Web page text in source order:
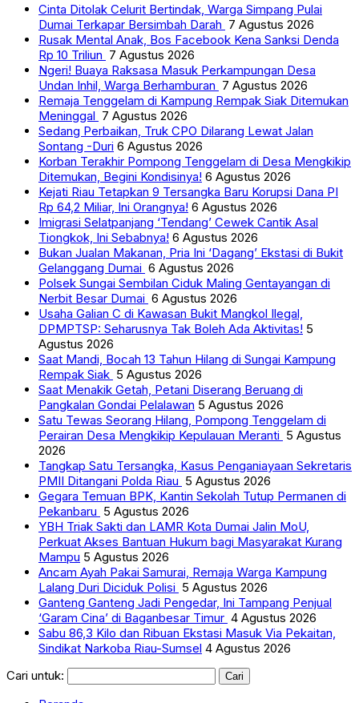
Cinta Ditolak Celurit Bertindak, Warga Simpang Pulai
Dumai Terkapar Bersimbah Darah 7 Agustus 2026
Rusak Mental Anak, Bos Facebook Kena Sanksi Denda
Rp 10 Triliun 7 Agustus 2026
Ngeri! Buaya Raksasa Masuk Perkampungan Desa
Undan Inhil, Warga Berhamburan 7 Agustus 2026
Remaja Tenggelam di Kampung Rempak Siak Ditemukan
Meninggal 7 Agustus 2026
Sedang Perbaikan, Truk CPO Dilarang Lewat Jalan
Sontang -Duri 6 Agustus 2026
Korban Terakhir Pompong Tenggelam di Desa Mengkikip
Ditemukan, Begini Kondisinya! 6 Agustus 2026
Kejati Riau Tetapkan 9 Tersangka Baru Korupsi Dana PI
Rp 64,2 Miliar, Ini Orangnya! 6 Agustus 2026
Imigrasi Selatpanjang ‘Tendang’ Cewek Cantik Asal
Tiongkok, Ini Sebabnya! 6 Agustus 2026
Bukan Jualan Makanan, Pria Ini ‘Dagang’ Ekstasi di Bukit
Gelanggang Dumai 6 Agustus 2026
Polsek Sungai Sembilan Ciduk Maling Gentayangan di
Nerbit Besar Dumai 6 Agustus 2026
Usaha Galian C di Kawasan Bukit Mangkol Ilegal,
DPMPTSP: Seharusnya Tak Boleh Ada Aktivitas! 5
Agustus 2026
Saat Mandi, Bocah 13 Tahun Hilang di Sungai Kampung
Rempak Siak 5 Agustus 2026
Saat Menakik Getah, Petani Diserang Beruang di
Pangkalan Gondai Pelalawan 5 Agustus 2026
Satu Tewas Seorang Hilang, Pompong Tenggelam di
Perairan Desa Mengkikip Kepulauan Meranti 5 Agustus
2026
Tangkap Satu Tersangka, Kasus Penganiayaan Sekretaris
PMII Ditangani Polda Riau 5 Agustus 2026
Gegara Temuan BPK, Kantin Sekolah Tutup Permanen di
Pekanbaru 5 Agustus 2026
YBH Triak Sakti dan LAMR Kota Dumai Jalin MoU,
Perkuat Akses Bantuan Hukum bagi Masyarakat Kurang
Mampu 5 Agustus 2026
Ancam Ayah Pakai Samurai, Remaja Warga Kampung
Lalang Duri Diciduk Polisi 5 Agustus 2026
Ganteng Ganteng Jadi Pengedar, Ini Tampang Penjual
‘Garam Cina’ di Baganbesar Timur 4 Agustus 2026
Sabu 86,3 Kilo dan Ribuan Ekstasi Masuk Via Pekaitan,
Sindikat Narkoba Riau-Sumsel 4 Agustus 2026
Cari untuk: